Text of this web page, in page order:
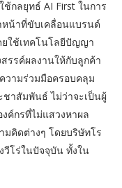
ช้กลยุทธ์ AI First ในการ
หน้าที่ขับเคลื่อนแบรนด์
ยใช้เทคโนโลยีปัญญา
รรค์ผลงานให้กับลูกค้า
วามร่วมมือครอบคลุม
ชาสัมพันธ์ ไม่ว่าจะเป็นผู้
ค์กรที่ไม่แสวงหาผล
มคิดต่างๆ โดยบริษัทโร
วีโร่ในปัจจุบัน ทั้งใน